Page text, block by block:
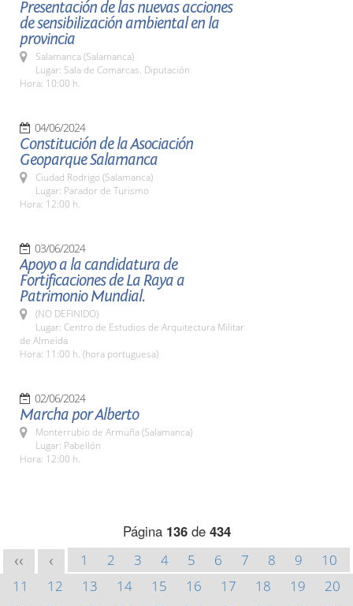
Presentación de las nuevas acciones
de sensibilización ambiental en la
provincia
Salamanca (Salamanca)
Lugar: Sala de Comarcas. Diputación
Hora: 10:00 h.
04/06/2024
Constitución de la Asociación
Geoparque Salamanca
Ciudad Rodrigo (Salamanca)
Lugar: Parador de Turismo
Hora: 12:00 h.
03/06/2024
Apoyo a la candidatura de
Fortificaciones de La Raya a
Patrimonio Mundial.
(NO DEFINIDO)
Lugar: Centro de Estudios de Arquitectura Militar
de Almeida
Hora: 11:00 h. (hora portuguesa)
02/06/2024
Marcha por Alberto
Monterrubio de Armuña (Salamanca)
Lugar: Pabellón
Hora: 12:00 h.
Página 136de 434
<< < 1 2 3 4 5 6 7 8 9
10
11
12 13 14 15 16 17 18 19
20